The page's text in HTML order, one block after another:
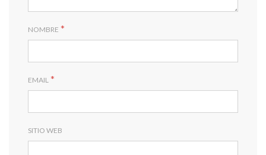
NOMBRE *
EMAIL *
SITIO WEB